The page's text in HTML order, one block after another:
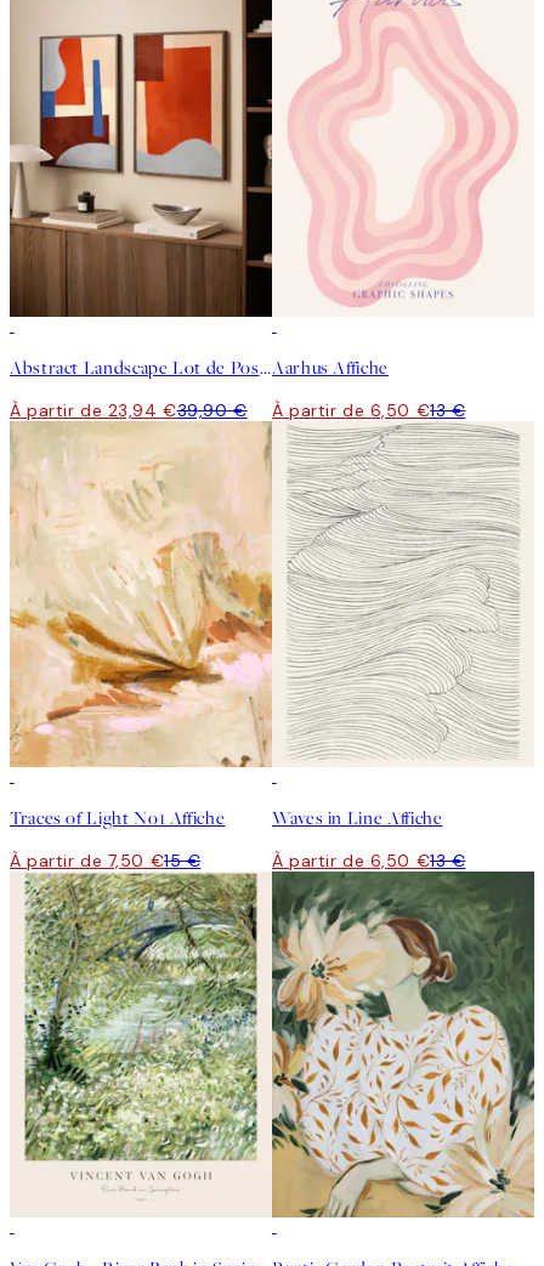
Abstract Landscape Lot de Posters
À partir de 23,94 €39,90 €
Aarhus Affiche
À partir de 6,50 €13 €
Traces of Light No1 Affiche
À partir de 7,50 €15 €
Waves in Line Affiche
À partir de 6,50 €13 €